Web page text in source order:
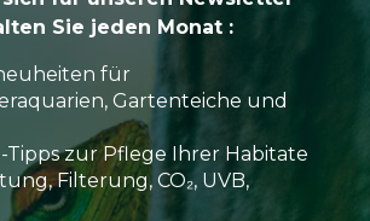
Sie jeden Monat :
für
Gartenteiche und
Tipps zur Pflege Ihrer Habitate
Filterung, CO₂, UVB,